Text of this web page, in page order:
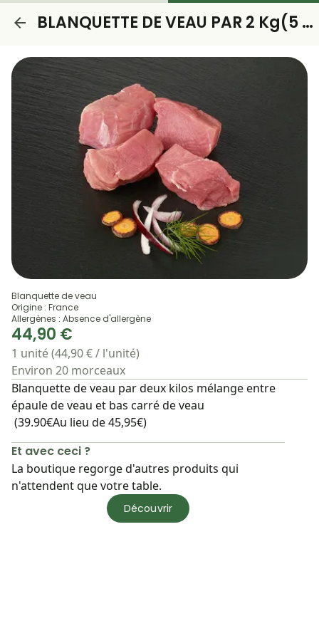
BLANQUETTE DE VEAU PAR 2 Kg(5 euros de remise )49.90
Blanquette de veau
Origine : France
Allergènes : Absence d'allergène
44,90 €
1 unité (44,90 € / l'unité)
Environ 20 morceaux
Blanquette de veau par deux kilos mélange entre
épaule de veau et bas carré de veau
(39.90€Au lieu de 45,95€)
Et avec ceci ?
La boutique regorge d'autres produits qui
n'attendent que votre table.
Découvrir